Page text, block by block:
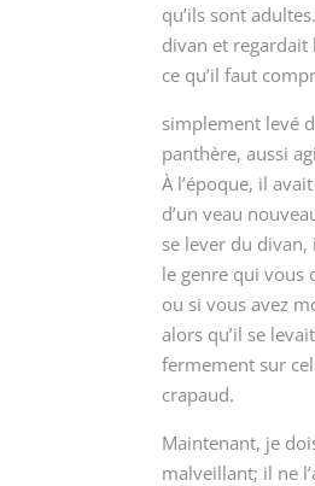
qu’ils sont
divan et regardait
ce qu’il faut
simplement levé
panthère, aussi
À l’époque, il
d’un veau
se lever du
le genre qui vous
ou si vous avez
alors qu’il se
fermement sur
crapaud.
Maintenant, je
malveillant; il ne